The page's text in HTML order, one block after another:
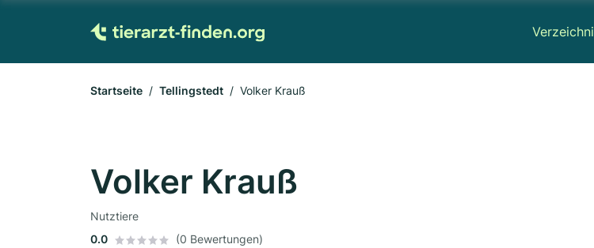
Startseite Tellingstedt Volker Krauß
Volker Krauß
Nutztiere
0.0
(0 Bewertungen)